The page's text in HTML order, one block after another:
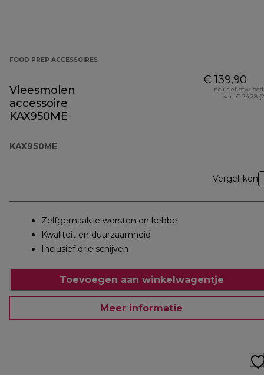
FOOD PREP ACCESSOIRES
Vleesmolen
accessoire
KAX950ME
KAX950ME
€ 139,90
Inclusief btw-
van € 24,28
Vergelijken
Zelfgemaakte worsten en kebbe
Kwaliteit en duurzaamheid
Inclusief drie schijven
Toevoegen aan winkelwagentje
Meer informatie